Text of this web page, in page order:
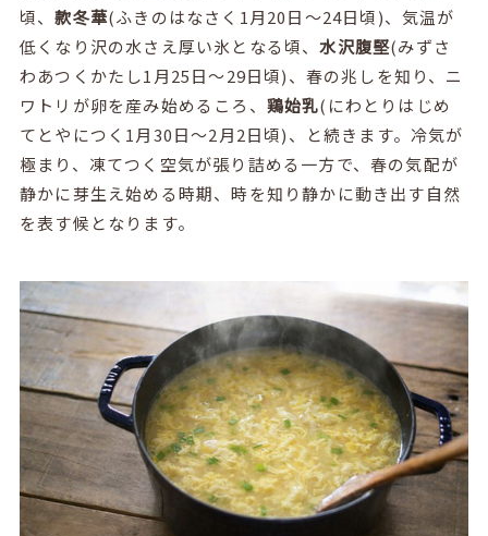
頃、款冬華(ふきのはなさく 1 月20日～24日頃)、気温が
低くなり沢の水さえ厚い氷となる頃、水沢腹堅(みずさ
わあつくかたし1 月25日～29日頃)、春の兆しを知り、ニ
ワトリが卵を産み始めるころ、 鶏始乳( にわとりはじめ
てとやにつく 1 月30日～2 月2日頃)、と続きます。冷気が
極まり、凍てつく空気が張り詰める一方で、春の気配が
静かに芽生え始める時期、時を知り静かに動き出す自然
を表す候となります。